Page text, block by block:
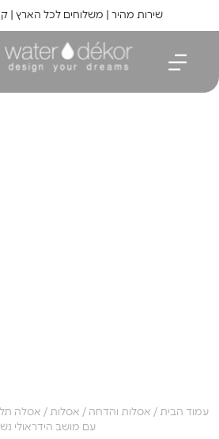
שירות מהיר | משלוחים לכל הארץ |
עמוד הבית / אסלות והדחה / אסלות / אסלה
עם מושב הידראולי